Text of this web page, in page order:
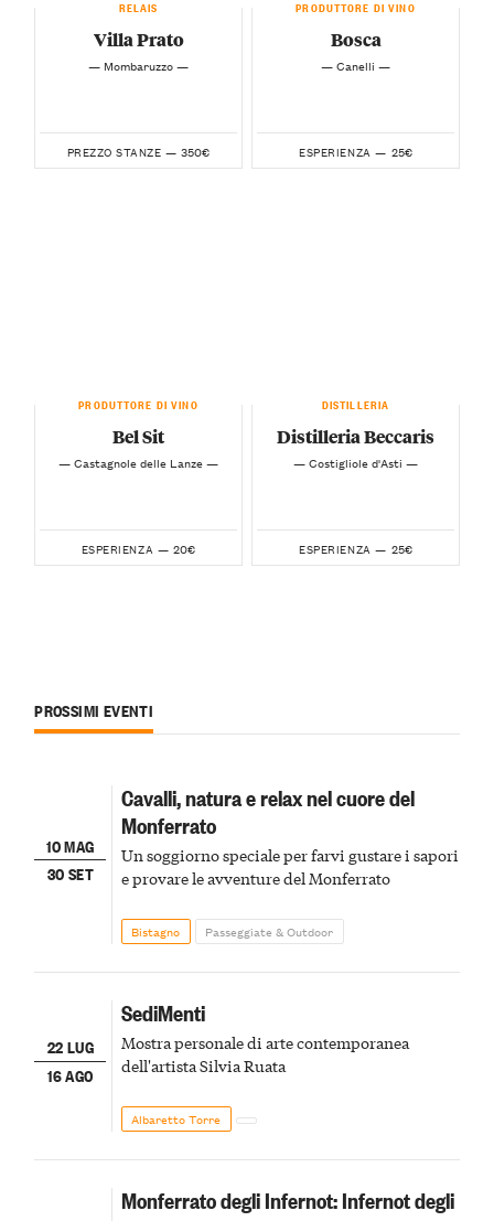
RELAIS
Villa Prato
— Mombaruzzo —
PREZZO STANZE — 350€
PRODUTTORE DI VINO
Bosca
— Canelli —
ESPERIENZA — 25€
PRODUTTORE DI VINO
Bel Sit
— Castagnole delle Lanze —
ESPERIENZA — 20€
DISTILLERIA
Distilleria Beccaris
— Costigliole d'Asti —
ESPERIENZA — 25€
PROSSIMI EVENTI
10 MAG
30 SET
Cavalli, natura e relax nel cuore del
Monferrato
Un soggiorno speciale per farvi gustare i sapori
e provare le avventure del Monferrato
Bistagno Passeggiate & Outdoor
22 LUG
16 AGO
SediMenti
Mostra personale di arte contemporanea
dell'artista Silvia Ruata
Albaretto Torre
Monferrato degli Infernot: Infernot degli